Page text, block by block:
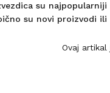
su
su novi proizvodi
Ovaj artikal